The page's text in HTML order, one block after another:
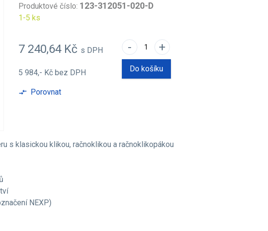
Produktové číslo: 123-312051-020-D
1-5 ks
7 240,64 Kč s DPH
5 984,- Kč bez DPH
- +
Do košíku
compare_arrows Porovnat
s klasickou klikou, račnoklikou a račnoklikopákou
NEXP)